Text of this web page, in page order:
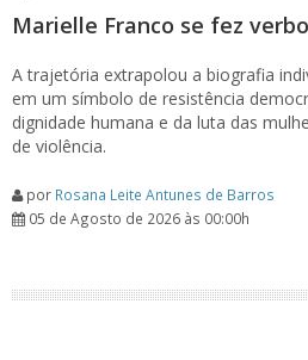
Marielle Franco se fez verbo
A trajetória extrapolou a biografia
em um símbolo de resistência
dignidade humana e da luta das
de violência.
por Rosana Leite Antunes de Barros
05 de Agosto de 2026 às 00:00h